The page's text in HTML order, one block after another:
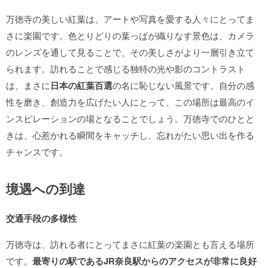
万徳寺の美しい紅葉は、アートや写真を愛する人々にとってま
さに楽園です。色とりどりの葉っぱが織りなす景色は、カメラ
のレンズを通して見ることで、その美しさがより一層引き立て
られます。訪れることで感じる独特の光や影のコントラスト
は、まさに日本の紅葉百選の名に恥じない風景です。自分の感
性を磨き、創造力を広げたい人にとって、この場所は最高のイ
ンスピレーションの場となることでしょう。万徳寺でのひとと
きは、心惹かれる瞬間をキャッチし、忘れがたい思い出を作る
チャンスです。
境遇への到達
交通手段の多様性
万徳寺は、訪れる者にとってまさに紅葉の楽園とも言える場所
です。 最寄りの駅であるJR奈良駅からのアクセスが非常に良好